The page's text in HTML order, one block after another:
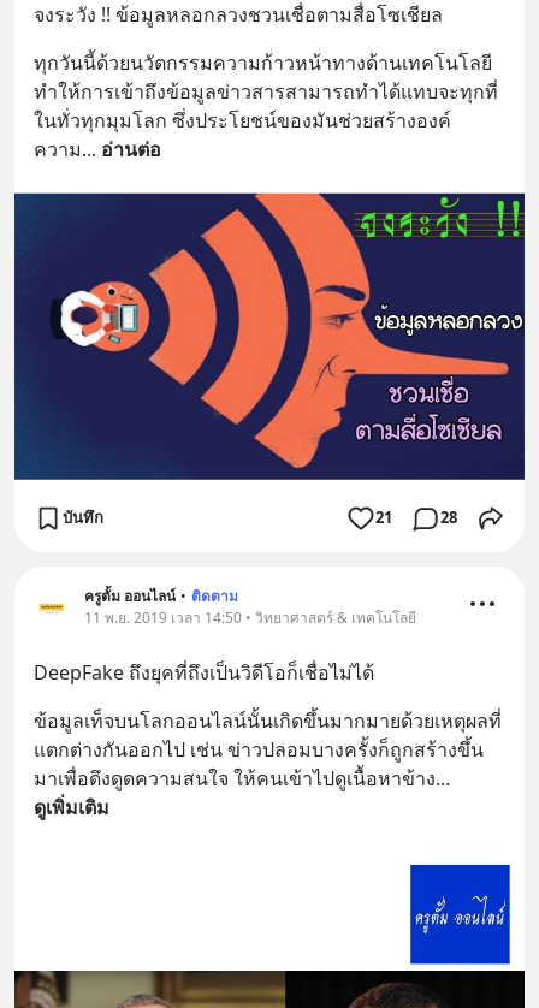
จงระวัง !! ข้อมูลหลอกลวงชวนเชื่อตามสื่อโซเชียล
ทุกวันนี้ด้วยนวัตกรรมความก้าวหน้าทางด้านเทคโนโลยี
ทำให้การเข้าถึงข้อมูลข่าวสารสามารถทำได้แทบจะทุกที่
ในทั่วทุกมุมโลก ซึ่งประโยชน์ของมันช่วยสร้างองค์
ความ... อ่านต่อ
บันทึก 21 28
ครูตั้ม ออนไลน์ • ติดตาม
11 พ.ย. 2019 เวลา 14:50 • วิทยาศาสตร์ & เทคโนโลยี
DeepFake ถึงยุคที่ถึงเป็นวิดีโอก็เชื่อไม่ได้
ข้อมูลเท็จบนโลกออนไลน์นั้นเกิดขึ้นมากมายด้วยเหตุผลที่
แตกต่างกันออกไป เช่น ข่าวปลอมบางครั้งก็ถูกสร้างขึ้น
มาเพื่อดึงดูดความสนใจ ให้คนเข้าไปดูเนื้อหาข้าง...
ดูเพิ่มเติม